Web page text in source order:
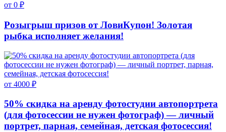
от 0 ₽
Розыгрыш призов от ЛовиКупон! Золотая
рыбка исполняет желания!
от 4000 ₽
50% скидка на аренду фотостудии автопортрета
(для фотосессии не нужен фотограф) — личный
портрет, парная, семейная, детская фотосессия!